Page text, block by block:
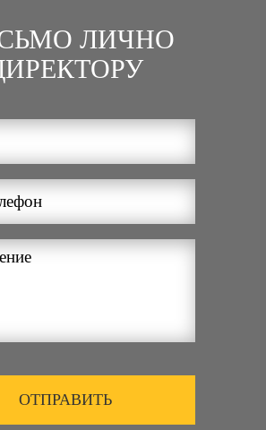
ЛИЧНО
ОТПРАВИТЬ